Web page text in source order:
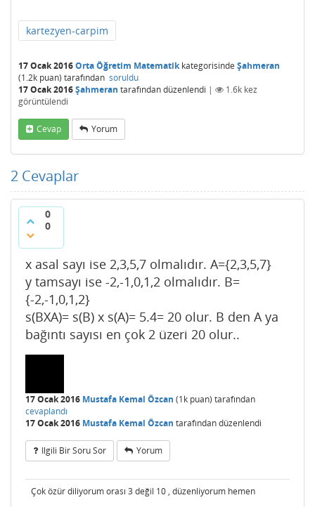
kartezyen-carpim
17 Ocak 2016Orta Öğretim Matematikkategorisinde Şahmeran
(1.2k puan) tarafından soruldu
17 Ocak 2016Şahmeran tarafındandüzenlendi | 1.6k kez
görüntülendi
Cevap Yorum
2 Cevaplar
0
0
x asal sayı ise 2,3,5,7 olmalıdır. A={2,3,5,7}
y tamsayı ise -2,-1,0,1,2 olmalıdır. B=
{-2,-1,0,1,2}
s(BXA)= s(B) x s(A)= 5.4= 20 olur. B den A ya
bağıntı sayısı en çok 2 üzeri 20 olur..
17 Ocak 2016 Mustafa Kemal Özcan (1k puan) tarafından
cevaplandı
17 Ocak 2016 Mustafa Kemal Özcan tarafındandüzenlendi
Ilgili Bir Soru Sor Yorum
Çok özür diliyorum orası 3 değil 10 , düzenliyorum hemen